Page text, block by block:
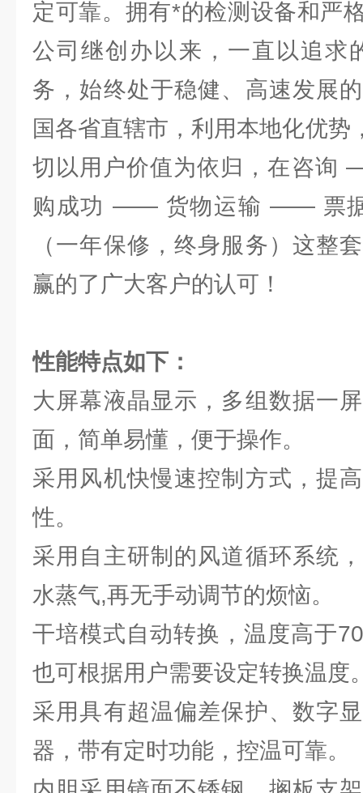
定可靠。拥有*的检测设备和严
公司继创办以来，一直以追求
务，始终处于稳健、高速发展
国各省直辖市，利用本地化优势
切以用户价值为依归，在咨
购成功 —— 货物运输 —— 票
（一年保修，终身服务）这整
赢的了广大客户的认可！
性能特点如下：
大屏幕液晶显示，多组数据一
面，简单易懂，便于操作。
采用风机快慢速控制方式，提
性。
采用自主研制的风道循环系统
水蒸气,再无手动调节的烦恼。
干培模式自动转换，温度高于
也可根据用户需要设定转换温度
采用具有超温偏差保护、数字
器，带有定时功能，控温可靠。